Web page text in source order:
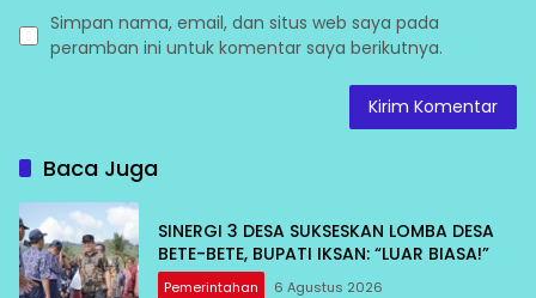
Simpan nama, email, dan situs web saya pada
peramban ini untuk komentar saya berikutnya.
Baca Juga
SINERGI 3 DESA SUKSESKAN LOMBA DESA
BETE-BETE, BUPATI IKSAN: “LUAR BIASA!”
Pemerintahan 6 Agustus 2026